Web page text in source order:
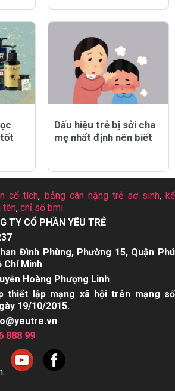
Dấu hiệu trẻ bị sởi cha
mẹ nhất định nên biết
cổ tích, bảng cân nặng trẻ sơ sinh,kể
tên, chỉ số bmi
TY CỔ PHẦN YÊU TRẺ
Đình Phùng, Phường 15, Quận Phú
Chí Minh
Hoàng Phượng Linh
thiết lập mạng xã hội trên mạng số
19/10/2015.
888 99